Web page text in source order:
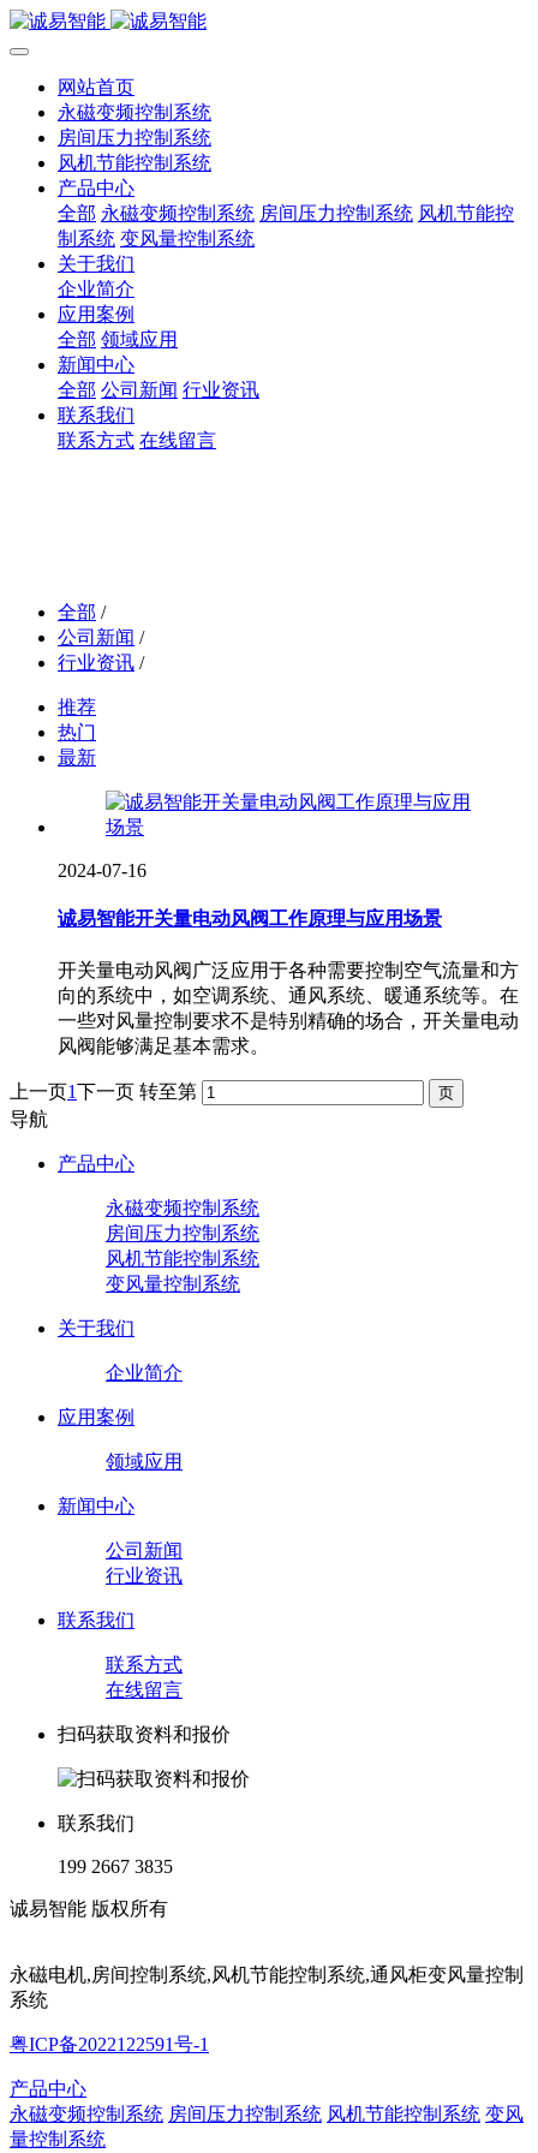
网站首页
永磁变频控制系统
房间压力控制系统
风机节能控制系统
产品中心
全部 永磁变频控制系统 房间压力控制系统 风机节能控
制系统 变风量控制系统
关于我们
企业简介
应用案例
全部 领域应用
新闻中心
全部 公司新闻 行业资讯
联系我们
联系方式 在线留言
全部 /
公司新闻 /
行业资讯 /
推荐
热门
最新
2024-07-16
诚易智能开关量电动风阀工作原理与应用场景
开关量电动风阀广泛应用于各种需要控制空气流量和方
向的系统中，如空调系统、通风系统、暖通系统等。在
一些对风量控制要求不是特别精确的场合，开关量电动
风阀能够满足基本需求。
上一页1下一页 转至第
导航
产品中心
永磁变频控制系统
房间压力控制系统
风机节能控制系统
变风量控制系统
关于我们
企业简介
应用案例
领域应用
新闻中心
公司新闻
行业资讯
联系我们
联系方式
在线留言
扫码获取资料和报价
联系我们
199 2667 3835
诚易智能 版权所有
永磁电机,房间控制系统,风机节能控制系统,通风柜变风量控制
系统
粤ICP备2022122591号-1
产品中心
永磁变频控制系统 房间压力控制系统 风机节能控制系统 变风
量控制系统